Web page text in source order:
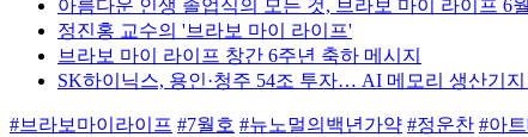
아름다운 인생 졸업식의 모든 것, 브라보 마이 라이프 6
정진홍 교수의 '브라보 마이 라이프'
브라보 마이 라이프 창간 6주년 축하 메시지
SK하이닉스, 용인·청주 54조 투자… AI 메모리 생산기
#브라보마이라이프 #7월호 #뉴노멀의백년가약 #정운찬 #아